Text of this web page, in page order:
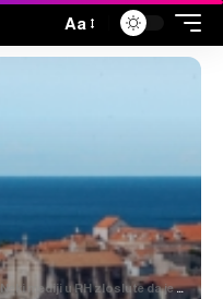
Aa
Neki mediji u RH zloslute da je sezona loša. Dubrovnik ih opovrgava. Ima 3 mil. noćenja i to je ostvario ranije od lani